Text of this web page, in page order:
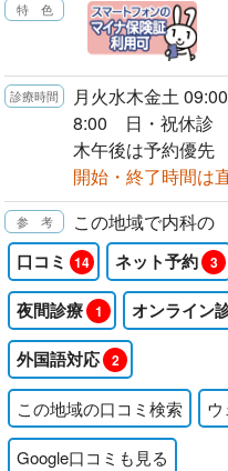
月火水木金土
8:00 日・祝休診
木午後は予約優先
開始・終了時間は
この地域で内科の
口コミ 14 ネット予約 3
夜間診療 1 オンライン
外国語対応 2
この地域の口コミ検索 ウ
Google口コミも見る